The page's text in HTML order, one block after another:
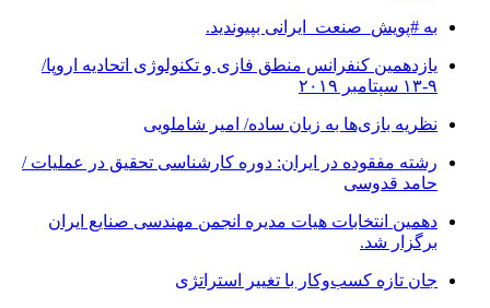
به #پویش_صنعت_ایرانی بپیوندید.
یازدهمین کنفرانس منطق فازی و تکنولوژی اتحادیه اروپا/
۹-۱۳ سپتامبر ۲۰۱۹
نظریه بازی‌ها به زبان ساده/ امیر شاملویی
رشته مفقوده در ایران: دوره کارشناسی تحقیق در عملیات /
حامد قدوسی
دهمین انتخابات هیات مدیره انجمن مهندسی صنایع ایران
برگزار شد.
جان تازه کسب‌وکار با تغییر استراتژی